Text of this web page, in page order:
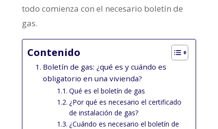
todo comienza con el necesario boletín de
gas.
Contenido
Boletín de gas: ¿qué es y cuándo es
obligatorio en una vivienda?
Qué es el boletín de gas
¿Por qué es necesario el certificado
de instalación de gas?
¿Cuándo es necesario el boletín de